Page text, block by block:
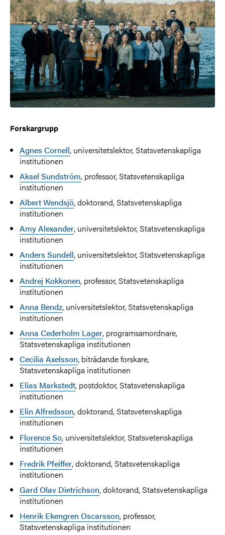
Forskargrupp
Agnes Cornell, universitetslektor, Statsvetenskapliga
institutionen
Aksel Sundström, professor, Statsvetenskapliga
institutionen
Albert Wendsjö, doktorand, Statsvetenskapliga
institutionen
Amy Alexander, universitetslektor, Statsvetenskapliga
institutionen
Anders Sundell, universitetslektor, Statsvetenskapliga
institutionen
Andrej Kokkonen, professor, Statsvetenskapliga
institutionen
Anna Bendz, universitetslektor, Statsvetenskapliga
institutionen
Anna Cederholm Lager, programsamordnare,
Statsvetenskapliga institutionen
Cecilia Axelsson, biträdande forskare,
Statsvetenskapliga institutionen
Elias Markstedt, postdoktor, Statsvetenskapliga
institutionen
Elin Alfredsson, doktorand, Statsvetenskapliga
institutionen
Florence So, universitetslektor, Statsvetenskapliga
institutionen
Fredrik Pfeiffer, doktorand, Statsvetenskapliga
institutionen
Gard Olav Dietrichson, doktorand, Statsvetenskapliga
institutionen
Henrik Ekengren Oscarsson, professor,
Statsvetenskapliga institutionen